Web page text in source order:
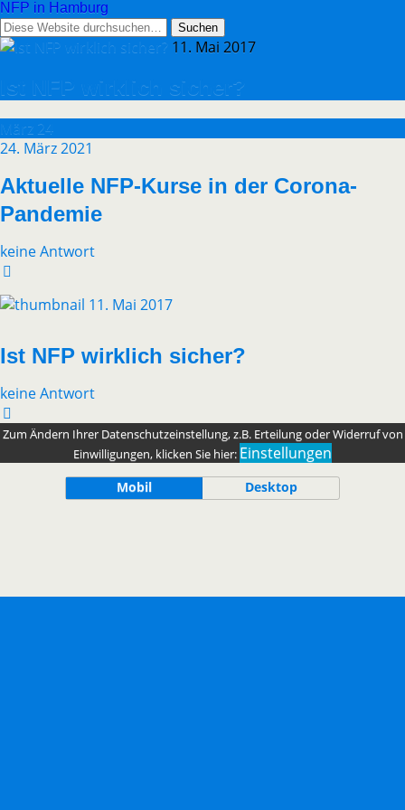
NFP in Hamburg
11. Mai 2017
Ist NFP wirklich sicher?
März 24
24. März 2021
Aktuelle NFP-Kurse in der Corona-
Pandemie
keine Antwort
11. Mai 2017
Ist NFP wirklich sicher?
keine Antwort
Zum Ändern Ihrer Datenschutzeinstellung, z.B. Erteilung oder Widerruf von
Einwilligungen, klicken Sie hier: Einstellungen
Mobil Desktop